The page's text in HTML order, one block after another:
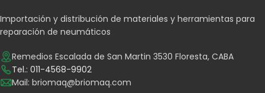
Importación y distribución de materiales y herramientas para
reparación de neumáticos
Remedios Escalada de San Martin 3530 Floresta, CABA
Tel.: 011-4568-9902
Mail: briomaq@briomaq.com